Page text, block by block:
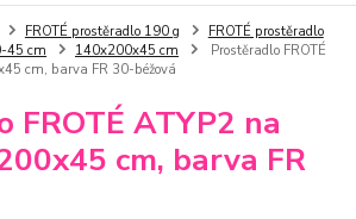
FROTÉ prostěradlo 190 g
FROTÉ prostěradlo
45 cm
140x200x45 cm
Prostěradlo FROTÉ
cm, barva FR 30-béžová
FROTÉ ATYP2 na
cm, barva FR